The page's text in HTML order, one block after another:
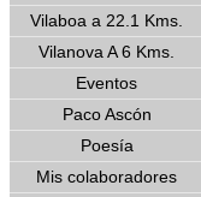
Vilaboa a 22.1 Kms.
Vilanova A 6 Kms.
Eventos
Paco Ascón
Poesía
Mis colaboradores